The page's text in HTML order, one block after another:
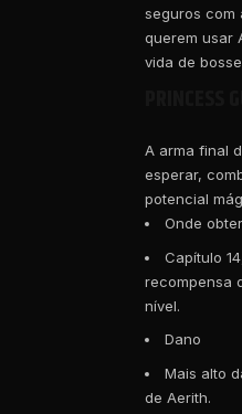
seguros com
querem usar
vida de
A arma final
esperar,
potencial
Onde obter
Capítulo
recompensa
nível.
Dano
Mais alto
de Aerith.